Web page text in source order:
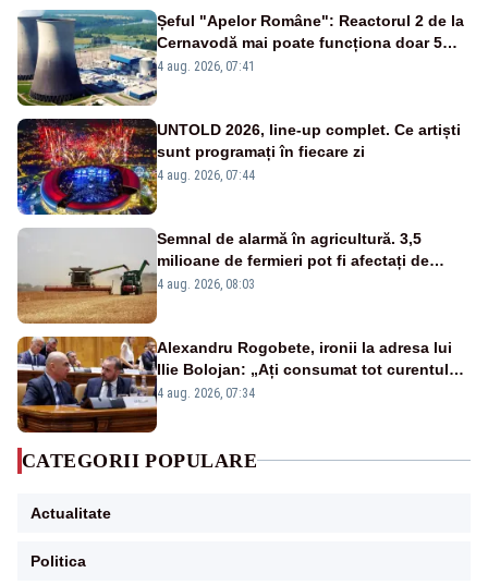
Șeful "Apelor Române": Reactorul 2 de la
Cernavodă mai poate funcționa doar 5
zile
4 aug. 2026, 07:41
UNTOLD 2026, line-up complet. Ce artiști
sunt programați în fiecare zi
4 aug. 2026, 07:44
Semnal de alarmă în agricultură. 3,5
milioane de fermieri pot fi afectați de
strategia pentru conservarea
4 aug. 2026, 08:03
Alexandru Rogobete, ironii la adresa lui
Ilie Bolojan: „Ați consumat tot curentul
urmărind șobolani imaginari”
4 aug. 2026, 07:34
CATEGORII POPULARE
Actualitate
Politica